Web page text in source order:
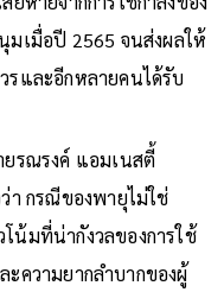
มเมื่อปี 2565 จนส่งผลให้
รและอีกหลายคนได้รับ
ยรณรงค์ แอมเนสตี้
า กรณีของพายุไม่ใช่
น้มที่น่ากังวลของการใช้
ความยากลำบากของผู้